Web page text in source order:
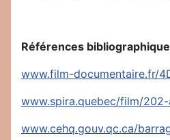
Références
www.film-documentaire.fr/
www.spira.quebec/film/
www.cehq.gouv.qc.ca/